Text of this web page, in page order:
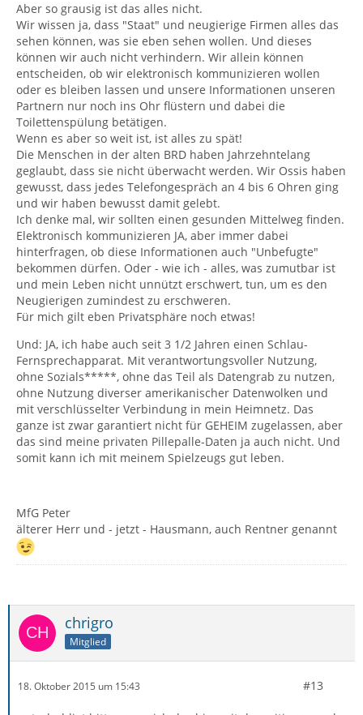
Aber so grausig ist das alles nicht.
Wir wissen ja, dass "Staat" und neugierige Firmen alles das
sehen können, was sie eben sehen wollen. Und dieses
können wir auch nicht verhindern. Wir allein können
entscheiden, ob wir elektronisch kommunizieren wollen
oder es bleiben lassen und unsere Informationen unseren
Partnern nur noch ins Ohr flüstern und dabei die
Toilettenspülung betätigen.
Wenn es aber so weit ist, ist alles zu spät!
Die Menschen in der alten BRD haben Jahrzehntelang
geglaubt, dass sie nicht überwacht werden. Wir Ossis haben
gewusst, dass jedes Telefongespräch an 4 bis 6 Ohren ging
und wir haben bewusst damit gelebt.
Ich denke mal, wir sollten einen gesunden Mittelweg finden.
Elektronisch kommunizieren JA, aber immer dabei
hinterfragen, ob diese Informationen auch "Unbefugte"
bekommen dürfen. Oder - wie ich - alles, was zumutbar ist
und mein Leben nicht unnützt erschwert, tun, um es den
Neugierigen zumindest zu erschweren.
Für mich gilt eben Privatsphäre noch etwas!
Und: JA, ich habe auch seit 3 1/2 Jahren einen Schlau-
Fernsprechapparat. Mit verantwortungsvoller Nutzung,
ohne Sozials*****, ohne das Teil als Datengrab zu nutzen,
ohne Nutzung diverser amerikanischer Datenwolken und
mit verschlüsselter Verbindung in mein Heimnetz. Das
ganze ist zwar garantiert nicht für GEHEIM zugelassen, aber
das sind meine privaten Pillepalle-Daten ja auch nicht. Und
somit kann ich mit meinem Spielzeugs gut leben.
MfG Peter
älterer Herr und - jetzt - Hausmann, auch Rentner genannt
chrigro
Mitglied
18. Oktober 2015 um 15:43 #13